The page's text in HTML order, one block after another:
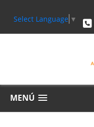
Select Language ▼
MENÚ